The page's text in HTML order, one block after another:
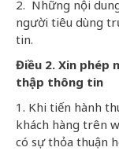
2. Những nội
người tiêu dùng
tin.
Điều 2. Xin phép
thập thông tin
1. Khi tiến hành
khách hàng trên
có sự thỏa thuận